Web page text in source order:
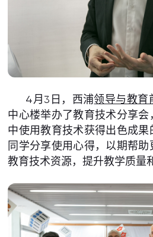
4月3日，西浦领导与教育
中心楼举办了教育技术分享
中使用教育技术获得出色成
同学分享使用心得，以期帮
教育技术资源，提升教学质量